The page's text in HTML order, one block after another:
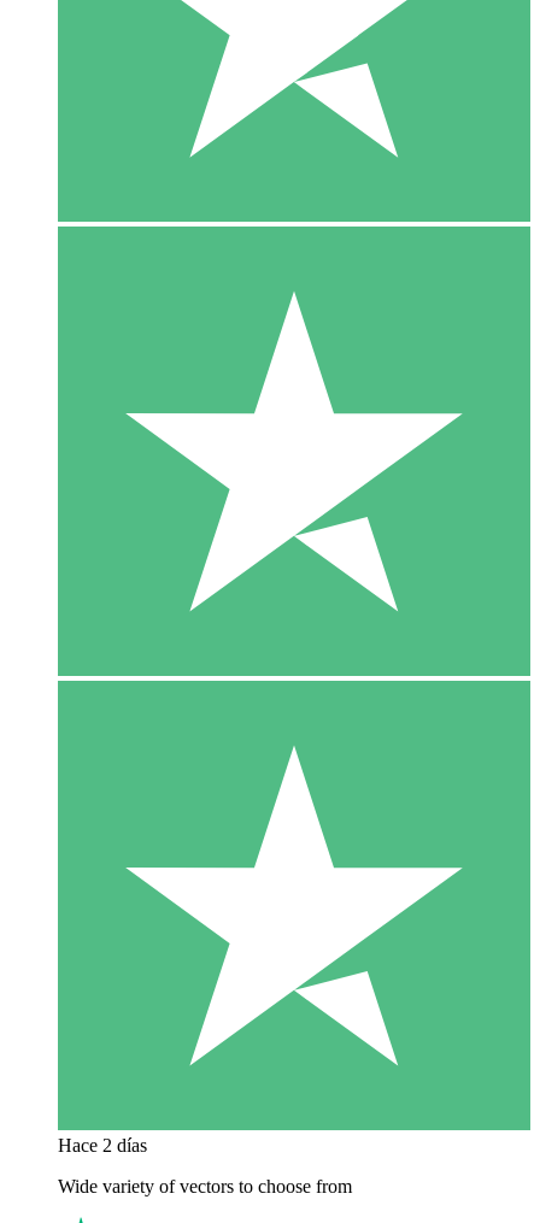
Hace 2 días
Wide variety of vectors to choose from